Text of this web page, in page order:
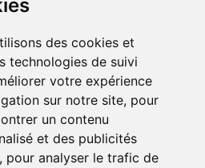
des cookies et
technologies de suivi
votre expérience
sur notre site, pour
un contenu
et des publicités
pour analyser le trafic de